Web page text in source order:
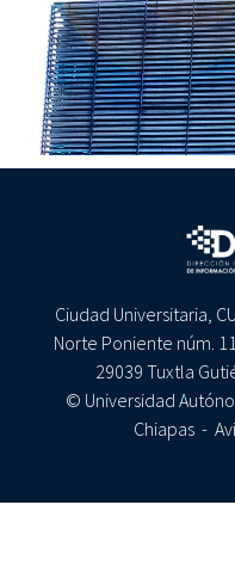
Ciudad Universitaria,
Norte Poniente núm.
29039 Tuxtla
© Universidad
Chiapas -